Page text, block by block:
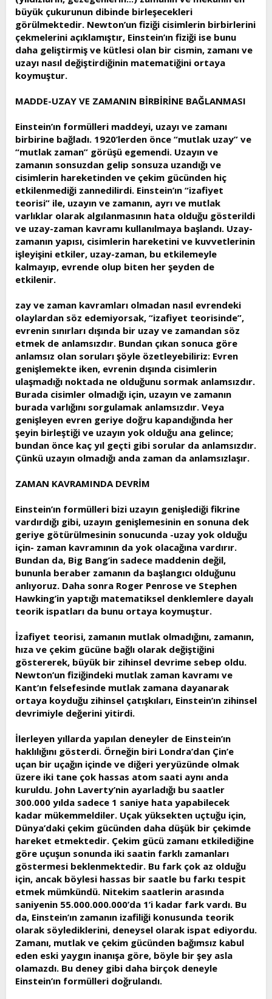
büyük çukurunun dibinde birleşecekleri
görülmektedir. Newton’un fiziği cisimlerin birbirlerini
çekmelerini açıklamıştır, Einstein’ın fiziği ise bunu
daha geliştirmiş ve kütlesi olan bir cismin, zamanı ve
uzayı nasıl değiştirdiğinin matematiğini ortaya
koymuştur.
MADDE-UZAY VE ZAMANIN BİRBİRİNE BAĞLANMASI
Einstein’ın formülleri maddeyi, uzayı ve zamanı
birbirine bağladı. 1920’lerden önce “mutlak uzay” ve
“mutlak zaman” görüşü egemendi. Uzayın ve
zamanın sonsuzdan gelip sonsuza uzandığı ve
cisimlerin hareketinden ve çekim gücünden hiç
etkilenmediği zannedilirdi. Einstein’ın “izafiyet
teorisi” ile, uzayın ve zamanın, ayrı ve mutlak
varlıklar olarak algılanmasının hata olduğu gösterildi
ve uzay-zaman kavramı kullanılmaya başlandı. Uzay-
zamanın yapısı, cisimlerin hareketini ve kuvvetlerinin
işleyişini etkiler, uzay-zaman, bu etkilemeyle
kalmayıp, evrende olup biten her şeyden de
etkilenir.
zay ve zaman kavramları olmadan nasıl evrendeki
olaylardan söz edemiyorsak, “izafiyet teorisinde”,
evrenin sınırları dışında bir uzay ve zamandan söz
etmek de anlamsızdır. Bundan çıkan sonuca göre
anlamsız olan soruları şöyle özetleyebiliriz: Evren
genişlemekte iken, evrenin dışında cisimlerin
ulaşmadığı noktada ne olduğunu sormak anlamsızdır.
Burada cisimler olmadığı için, uzayın ve zamanın
burada varlığını sorgulamak anlamsızdır. Veya
genişleyen evren geriye doğru kapandığında her
şeyin birleştiği ve uzayın yok olduğu ana gelince;
bundan önce kaç yıl geçti gibi sorular da anlamsızdır.
Çünkü uzayın olmadığı anda zaman da anlamsızlaşır.
ZAMAN KAVRAMINDA DEVRİM
Einstein’ın formülleri bizi uzayın genişlediği fikrine
vardırdığı gibi, uzayın genişlemesinin en sonuna dek
geriye götürülmesinin sonucunda -uzay yok olduğu
için- zaman kavramının da yok olacağına vardırır.
Bundan da, Big Bang’in sadece maddenin değil,
bununla beraber zamanın da başlangıcı olduğunu
anlıyoruz. Daha sonra Roger Penrose ve Stephen
Hawking’in yaptığı matematiksel denklemlere dayalı
teorik ispatları da bunu ortaya koymuştur.
İzafiyet teorisi, zamanın mutlak olmadığını, zamanın,
hıza ve çekim gücüne bağlı olarak değiştiğini
göstererek, büyük bir zihinsel devrime sebep oldu.
Newton’un fiziğindeki mutlak zaman kavramı ve
Kant’ın felsefesinde mutlak zamana dayanarak
ortaya koyduğu zihinsel çatışkıları, Einstein’ın zihinsel
devrimiyle değerini yitirdi.
İlerleyen yıllarda yapılan deneyler de Einstein’ın
haklılığını gösterdi. Örneğin biri Londra’dan Çin’e
uçan bir uçağın içinde ve diğeri yeryüzünde olmak
üzere iki tane çok hassas atom saati aynı anda
kuruldu. John Laverty’nin ayarladığı bu saatler
300.000 yılda sadece 1 saniye hata yapabilecek
kadar mükemmeldiler. Uçak yüksekten uçtuğu için,
Dünya’daki çekim gücünden daha düşük bir çekimde
hareket etmektedir. Çekim gücü zamanı etkilediğine
göre uçuşun sonunda iki saatin farklı zamanları
göstermesi beklenmektedir. Bu fark çok az olduğu
için, ancak böylesi hassas bir saatle bu farkı tespit
etmek mümkündü. Nitekim saatlerin arasında
saniyenin 55.000.000.000’da 1’i kadar fark vardı. Bu
da, Einstein’ın zamanın izafiliği konusunda teorik
olarak söylediklerini, deneysel olarak ispat ediyordu.
Zamanı, mutlak ve çekim gücünden bağımsız kabul
eden eski yaygın inanışa göre, böyle bir şey asla
olamazdı. Bu deney gibi daha birçok deneyle
Einstein’ın formülleri doğrulandı.